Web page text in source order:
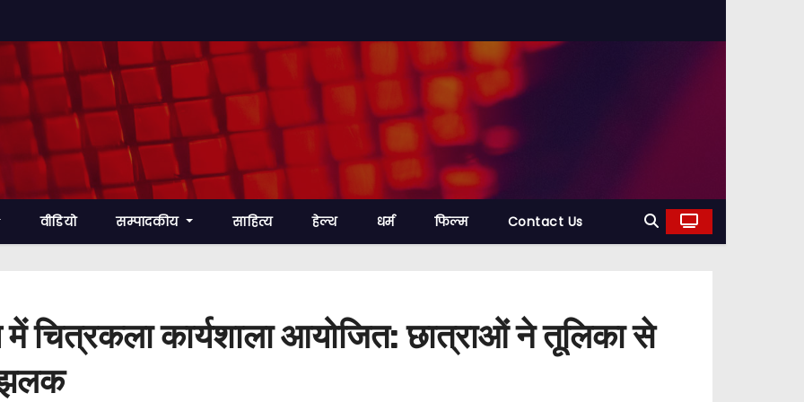
वीडियो सम्पादकीय साहित्य हेल्थ धर्म फिल्म Contact Us
में चित्रकला कार्यशाला आयोजित: छात्राओं ने तूलिका से
झलक